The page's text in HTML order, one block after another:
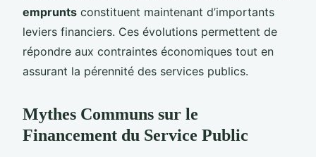
emprunts constituent maintenant d’importants
leviers financiers. Ces évolutions permettent de
répondre aux contraintes économiques tout en
assurant la pérennité des services publics.
Mythes Communs sur le
Financement du Service Public